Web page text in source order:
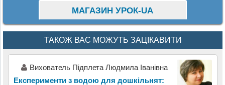
МАГАЗИН УРОК-UA
ТАКОЖ ВАС МОЖУТЬ ЗАЦІКАВИТИ
Вихователь Підплета Людмила Іванівна
Експерименти з водою для дошкільнят: